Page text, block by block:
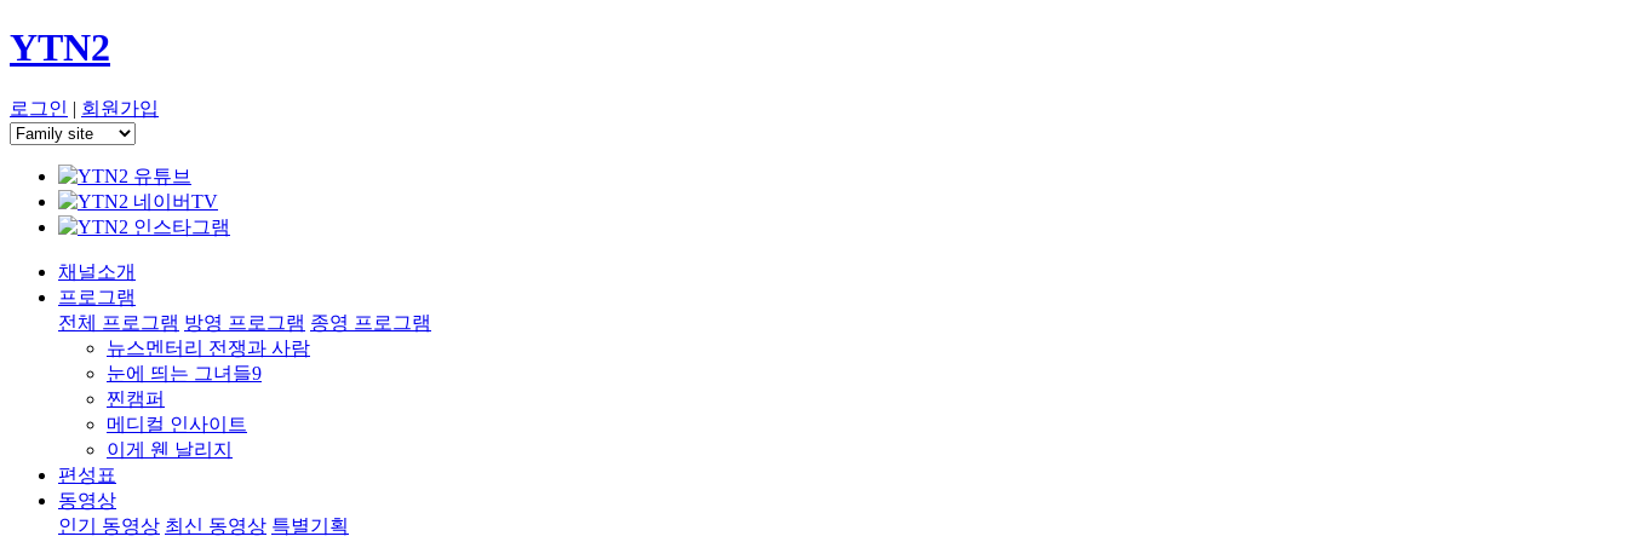
YTN2
로그인 | 회원가입
채널소개
프로그램
전체 프로그램 방영 프로그램 종영 프로그램
뉴스멘터리 전쟁과 사람
눈에 띄는 그녀들9
찐캠퍼
메디컬 인사이트
이게 웬 날리지
편성표
동영상
인기 동영상 최신 동영상 특별기획